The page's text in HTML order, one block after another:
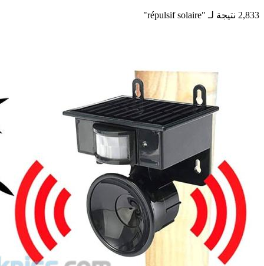
2,833 نتيجة لـ "répulsif solaire"